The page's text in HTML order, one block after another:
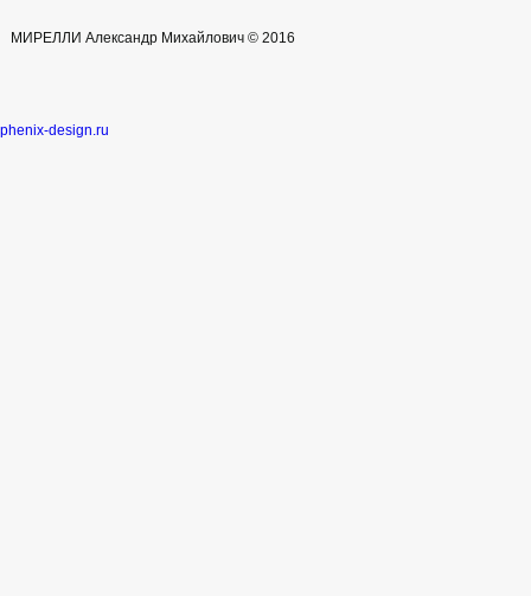
МИРЕЛЛИ Александр Михайлович © 2016
phenix-design.ru